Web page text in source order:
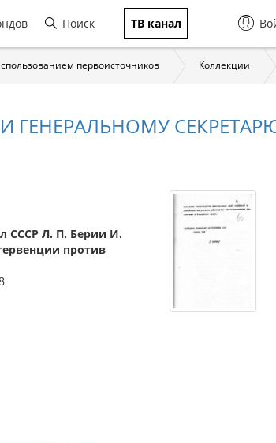
Поиск ТВ канал
первоисточников Коллекции
ГЕНЕРАЛЬНОМУ
СССР Л. П. Берии И.
против